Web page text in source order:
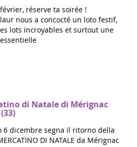
Thiébaut organisait avec
Eva pour la vie le colloque "Dons
cancers, maladies graves et
à l'...
réserve ta soirée !
nous a concocté un loto festif,
lots incroyables et surtout une
di Natale di Mérignac
6 dicembre segna il ritorno della
DI NATALE da Mérignac